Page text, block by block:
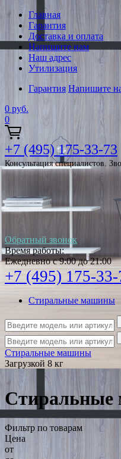
Главная
Гарантия
Доставка и оплата
Напишите нам
Наш адрес
Утилизация
Гарантия Напишите
0 руб.
0
+7 (495) 175-33-73
Консультация специалистов.
Обратный звонок
Время работы:
Ежедневно с 9:00 до 21:00
+7 (495) 175-33-
Стиральные машины
Стиральные машины
Загрузкой 8 кг
Стиральные
Фильтр по товарам
Цена
от